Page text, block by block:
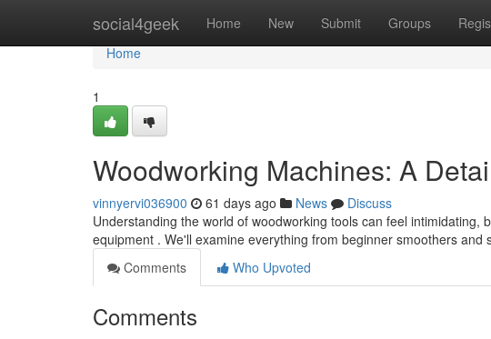
social4geek Home New Submit Groups
Home
Home
1
Woodworking Machines: A
vinnyervi036900 61 days ago News
Discuss
Understanding the world of woodworking tools can feel
equipment . We'll examine everything from beginner smoothers and
Comments
Who Upvoted
Comments